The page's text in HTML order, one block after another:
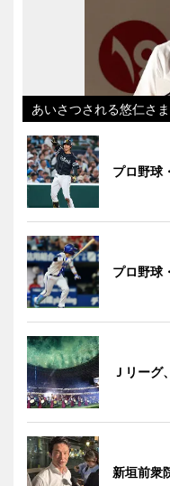
あいさつされる悠仁さま
プロ野球
プロ野球
Ｊリーグ
新垣前衆